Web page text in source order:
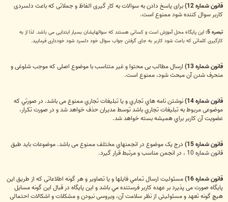
قانون شماره 12)
برای پاسخ دادن به سوالات به کار گیری الفاظ و جملاتی که باعث دلسردی
کاربر سوال کننده شود ممنوع است.
تبصره 5:
این پایگاه محل آموزش است و کسانی هستند که سوالهایشان بسیار ابتدایی می باشد. لذا از به
کارگیری کلماتی که باعث شود کاربر به جای گرفتن جواب سوال خود دلسرد شود خودداری فرمایید.
قانون شماره 13)
ارسال مطالب بی محتوا و غیر متناسب با موضوع اصلی که موجب شلوغی و
منحرف شدن آن مبحث شود، ممنوع است.
قانون شماره 14)
نوشتن نامه هاي تجاري و يا تبليغات تجاري ممنوع می باشد. در صورتي كه
موضوعی مربوط به تبليغات تجاري باشد توسط مديران حذف خواهد شد و در صورت تكرار،
عضویت آن کاربر براي هميشه بسته خواهد شد.
قانون شماره 15)
درج یک موضوع در انجمنهاي مختلف ممنوع می باشد. موضوعات باید طبق
قانون شماره 10 ، در انجمن مناسب و مرتبط قرار گیرد.
قانون شماره 16)
مسئوليت ارسال تمامي فايلها و يا تصاوير و هر گونه اطلاعاتی كه از طريق این
پایگاه صورت می پذیرد بر عهده كاربر فرستنده مي باشد و این پایگاه در قبال اين گونه مسايل
هيچ گونه تعهد و مسئولیتی از نظر سلامت آن، ویروسی نبودن و مشکلات و اشکالات احتمالی